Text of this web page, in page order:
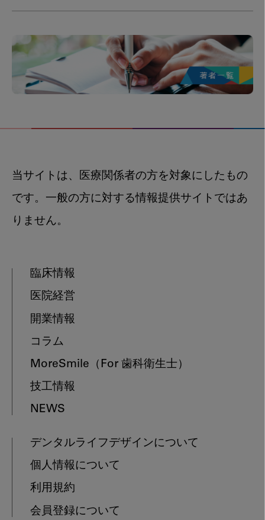
当サイトは、医療関係者の方を対象にしたもの
です。一般の方に対する情報提供サイトではあ
りません。
臨床情報
医院経営
開業情報
コラム
MoreSmile （For 歯科衛生士）
技工情報
NEWS
デンタルライフデザインについて
個人情報について
利用規約
会員登録について